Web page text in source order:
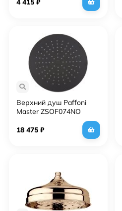
Верхний душ Paffoni
Master ZSOF074NO
18 475 ₽